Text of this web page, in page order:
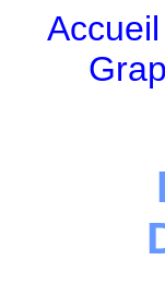
Accueil